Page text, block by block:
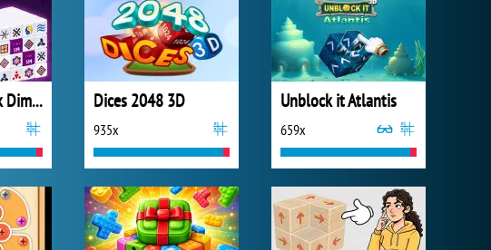
Mahjongg Dark Dimensions Dices 2048 3D
935x
Unblock it Atlantis
659x